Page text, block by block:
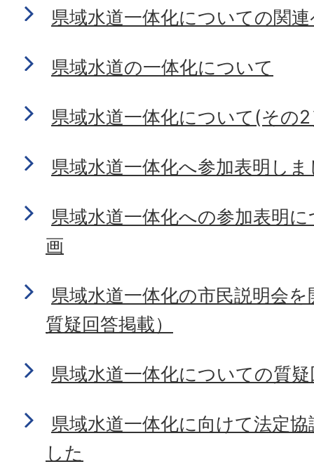
県域水道一体化についての関
県域水道の一体化について
県域水道一体化について(その
県域水道一体化へ参加表明し
県域水道一体化への参加表明
画
県域水道一体化の市民説明会
質疑回答掲載）
県域水道一体化についての質
県域水道一体化に向けて法定
した